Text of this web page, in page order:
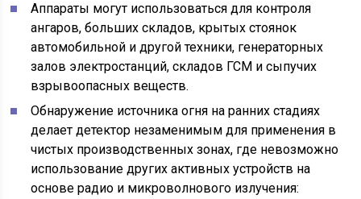
Аппараты могут использоваться для контроля
ангаров, больших складов, крытых стоянок
автомобильной и другой техники, генераторных
залов электростанций, складов ГСМ и сыпучих
взрывоопасных веществ.
Обнаружение источника огня на ранних стадиях
делает детектор незаменимым для применения в
чистых производственных зонах, где невозможно
использование других активных устройств на
основе радио и микроволнового излучения: